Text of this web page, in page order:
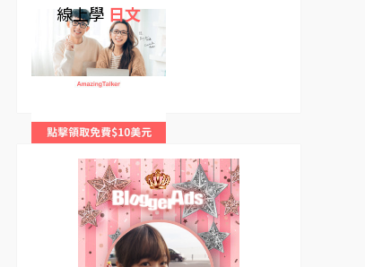
線上學 日文